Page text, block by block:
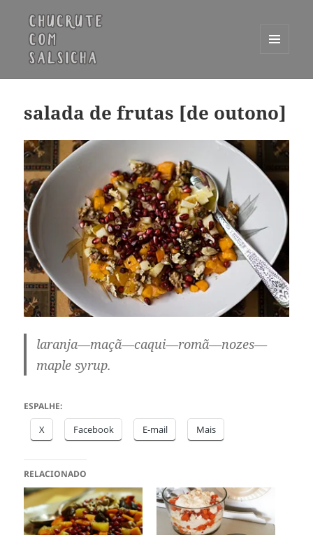
WIDGETS
salada de frutas [de outono]
laranja—maçã—caqui—romã—nozes—
maple syrup.
ESPALHE:
X Facebook E-mail Mais
RELACIONADO